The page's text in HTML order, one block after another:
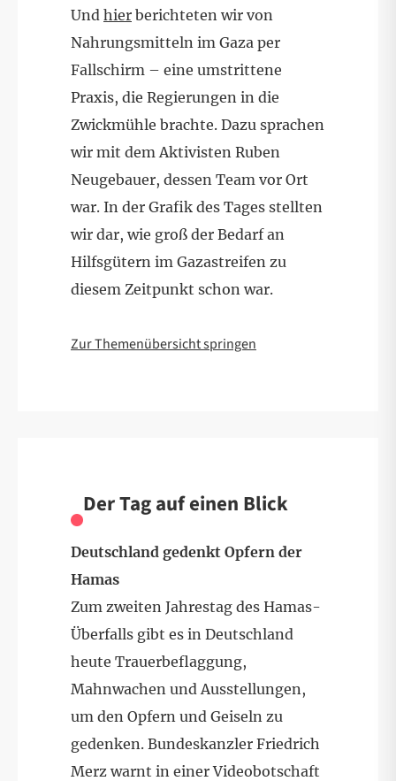
Und hier berichteten wir von
Nahrungsmitteln im Gaza per
Fallschirm – eine umstrittene
Praxis, die Regierungen in die
Zwickmühle brachte. Dazu sprachen
wir mit dem Aktivisten Ruben
Neugebauer, dessen Team vor Ort
war. In der Grafik des Tages stellten
wir dar, wie groß der Bedarf an
Hilfsgütern im Gazastreifen zu
diesem Zeitpunkt schon war.
Zur Themenübersicht springen
Der Tag auf einen Blick
Deutschland gedenkt Opfern der
Hamas
Zum zweiten Jahrestag des Hamas-
Überfalls gibt es in Deutschland
heute Trauerbeflaggung,
Mahnwachen und Ausstellungen,
um den Opfern und Geiseln zu
gedenken. Bundeskanzler Friedrich
Merz warnt in einer Videobotschaft